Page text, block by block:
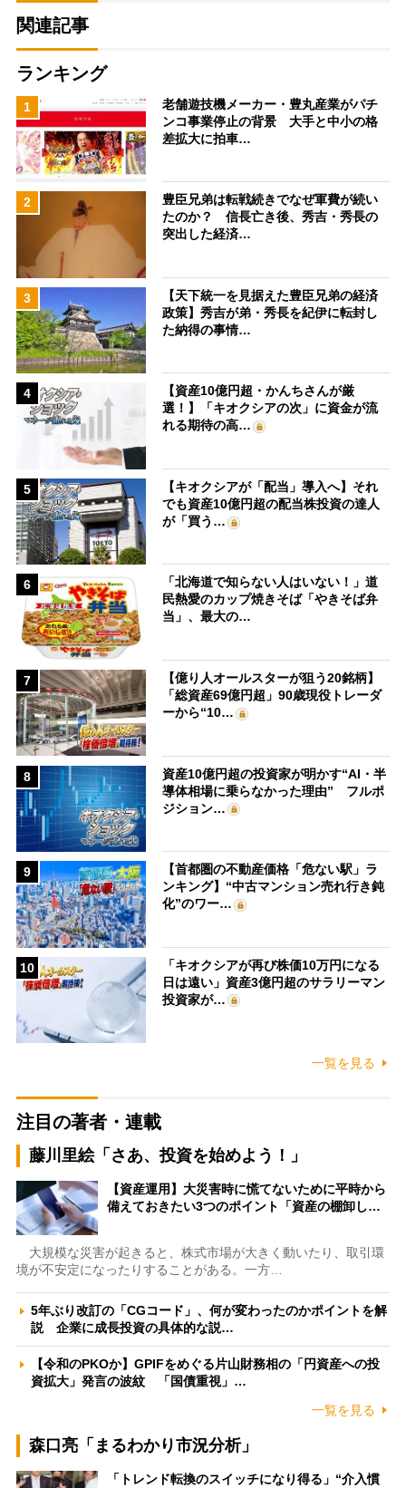
関連記事
ランキング
1
老舗遊技機メーカー・豊丸産業がパチ
ンコ事業停止の背景 大手と中小の格
差拡大に拍車…
2
豊臣兄弟は転戦続きでなぜ軍費が続い
たのか？ 信長亡き後、秀吉・秀長の
突出した経済…
3
【天下統一を見据えた豊臣兄弟の経済
政策】秀吉が弟・秀長を紀伊に転封し
た納得の事情…
4
【資産10億円超・かんちさんが厳
選！】「キオクシアの次」に資金が流
れる期待の高…
5
【キオクシアが「配当」導入へ】それ
でも資産10億円超の配当株投資の達人
が「買う…
6
「北海道で知らない人はいない！」道
民熱愛のカップ焼きそば「やきそば弁
当」、最大の…
7
【億り人オールスターが狙う20銘柄】
「総資産69億円超」90歳現役トレーダ
ーから“10…
8
資産10億円超の投資家が明かす“AI・半
導体相場に乗らなかった理由” フルポ
ジション…
9
【首都圏の不動産価格「危ない駅」ラ
ンキング】“中古マンション売れ行き鈍
化”のワー…
10
「キオクシアが再び株価10万円になる
日は遠い」資産3億円超のサラリーマン
投資家が…
一覧を見る
注目の著者・連載
藤川里絵「さあ、投資を始めよう！」
【資産運用】大災害時に慌てないために平時から
備えておきたい3つのポイント「資産の棚卸し…
大規模な災害が起きると、株式市場が大きく動いたり、取引環
境が不安定になったりすることがある。一方…
5年ぶり改訂の「CGコード」、何が変わったのかポイントを解
説 企業に成長投資の具体的な説…
【令和のPKOか】GPIFをめぐる片山財務相の「円資産への投
資拡大」発言の波紋 「国債重視」…
一覧を見る
森口亮「まるわかり市況分析」
「トレンド転換のスイッチになり得る」“介入慣